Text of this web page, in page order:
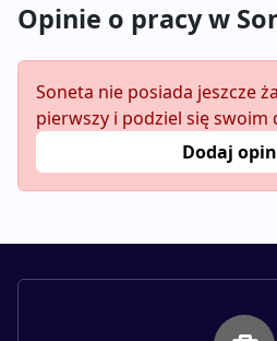
Opinie o pracy w
Soneta nie posiada jeszcze
pierwszy i podziel się swoim
Dodaj